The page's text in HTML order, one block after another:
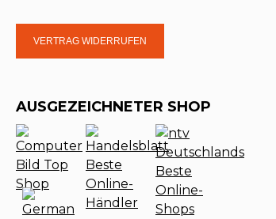
VERTRAG WIDERRUFEN
AUSGEZEICHNETER SHOP